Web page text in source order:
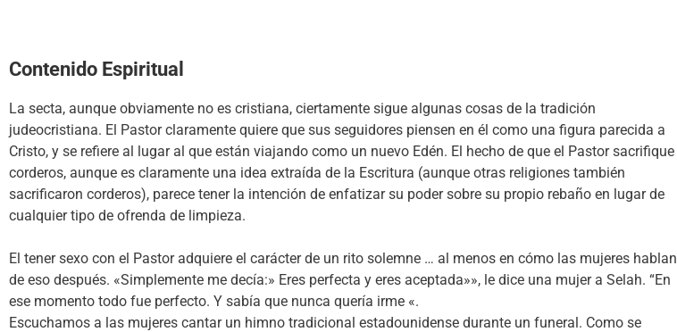
Contenido Espiritual
La secta, aunque obviamente no es cristiana, ciertamente sigue algunas cosas de la tradición
judeocristiana. El Pastor claramente quiere que sus seguidores piensen en él como una figura parecida a
Cristo, y se refiere al lugar al que están viajando como un nuevo Edén. El hecho de que el Pastor sacrifique
corderos, aunque es claramente una idea extraída de la Escritura (aunque otras religiones también
sacrificaron corderos), parece tener la intención de enfatizar su poder sobre su propio rebaño en lugar de
cualquier tipo de ofrenda de limpieza.
El tener sexo con el Pastor adquiere el carácter de un rito solemne … al menos en cómo las mujeres hablan
de eso después. «Simplemente me decía:» Eres perfecta y eres aceptada»», le dice una mujer a Selah. “En
ese momento todo fue perfecto. Y sabía que nunca quería irme «.
Escuchamos a las mujeres cantar un himno tradicional estadounidense durante un funeral. Como se